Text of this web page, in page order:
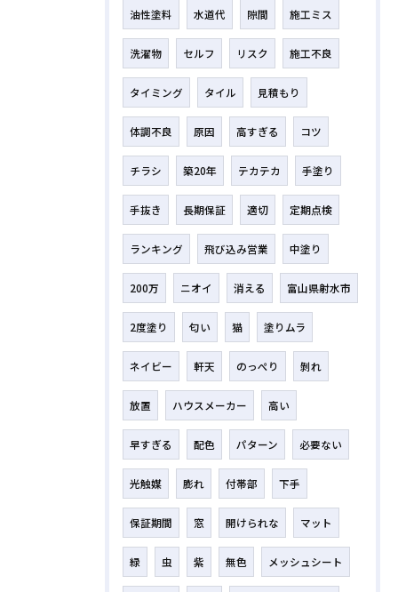
油性塗料 水道代 隙間 施工ミス
洗濯物 セルフ リスク 施工不良
タイミング タイル 見積もり
体調不良 原因 高すぎる コツ
チラシ 築20年 テカテカ 手塗り
手抜き 長期保証 適切 定期点検
ランキング 飛び込み営業 中塗り
200万 ニオイ 消える 富山県射水市
2度塗り 匂い 猫 塗りムラ
ネイビー 軒天 のっぺり 剝れ
放置 ハウスメーカー 高い
早すぎる 配色 パターン 必要ない
光触媒 膨れ 付帯部 下手
保証期間 窓 開けられな マット
緑 虫 紫 無色 メッシュシート